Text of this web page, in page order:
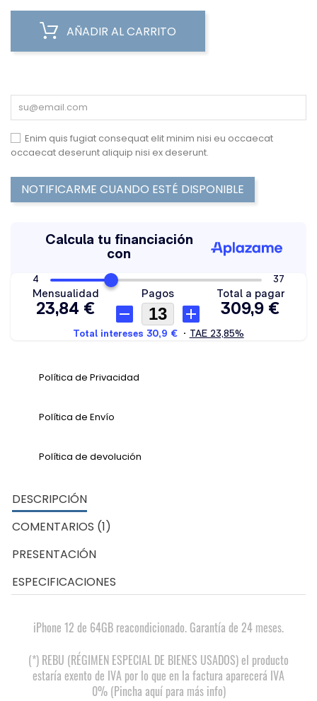
AÑADIR AL CARRITO
Enim quis fugiat consequat elit minim nisi eu occaecat
occaecat deserunt aliquip nisi ex deserunt.
NOTIFICARME CUANDO ESTÉ DISPONIBLE
Política de Privacidad
Política de Envío
Política de devolución
DESCRIPCIÓN
COMENTARIOS (1)
PRESENTACIÓN
ESPECIFICACIONES
iPhone 12 de 64GB reacondicionado. Garantía de 24 meses.
(*) REBU (RÉGIMEN ESPECIAL DE BIENES USADOS) el producto
estaría exento de IVA por lo que en la factura aparecerá IVA
0% (Pincha aquí para más info)